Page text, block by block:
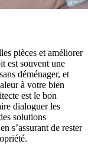
pièces et améliorer
est souvent une
déménager, et
à votre bien
est le bon
dialoguer les
solutions
s’assurant de rester